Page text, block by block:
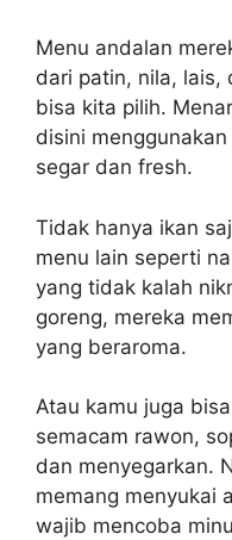
Menu andalan
dari patin, nila, lais,
bisa kita pilih.
disini
segar dan fresh.
Tidak hanya ikan
menu lain seperti
yang tidak kalah
goreng, mereka
yang beraroma.
Atau kamu juga
semacam rawon,
dan menyegarkan.
memang menyukai
wajib mencoba